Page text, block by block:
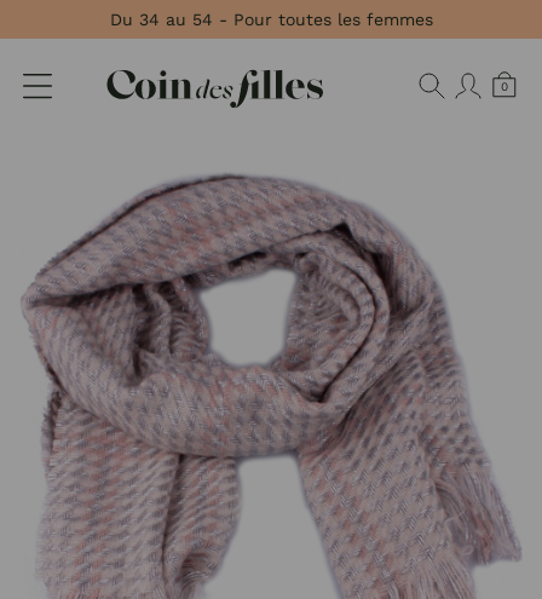
Du 34 au 54 - Pour toutes les femmes
0
Panneau de gestion des cookies